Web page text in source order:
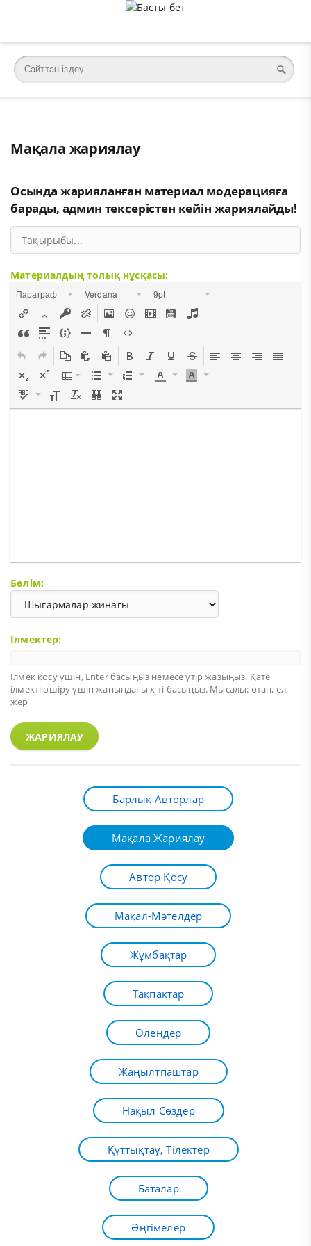
Мақала жариялау
Осында жарияланған материал модерацияға
барады, админ тексерістен кейін жариялайды!
Материалдың толық нұсқасы:
Параграф Verdana 9pt
Бөлім:
Ілмектер:
Ілмек қосу үшін, Enterбасыңыз немесе үтір жазыңыз. Қате
ілмекті өшіру үшін жанындағы х-ті басыңыз. Мысалы: отан, ел,
жер
ЖАРИЯЛАУ
Барлық Авторлар
Мақала Жариялау
Автор Қосу
Мақал-Мәтелдер
Жұмбақтар
Тақпақтар
Өлеңдер
Жаңылтпаштар
Нақыл Сөздер
Құттықтау, Тілектер
Баталар
Әңгімелер